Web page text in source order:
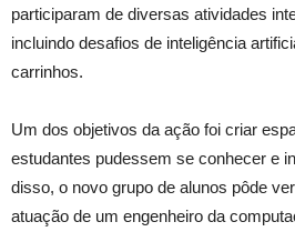
participaram de diversas atividades
incluindo desafios de inteligência
carrinhos.
Um dos objetivos da ação foi criar
estudantes pudessem se conhecer e
disso, o novo grupo de alunos pôde
atuação de um engenheiro da